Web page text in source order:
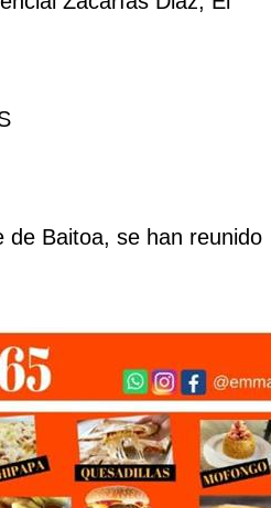
de Baitoa, se han reunido